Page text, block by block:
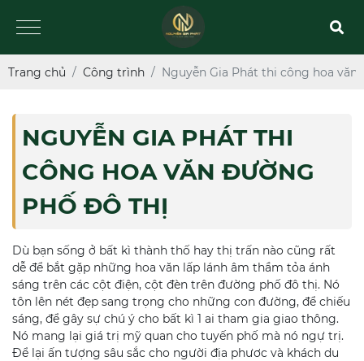
Trang chủ Công trình Nguyễn Gia Phát thi công hoa
NGUYỄN GIA PHÁT THI
CÔNG HOA VĂN ĐƯỜNG
PHỐ ĐÔ THỊ
Dù bạn sống ở bất kì thành thố hay thị trấn nào cũng rất
dễ để bắt gặp những hoa văn lấp lánh âm thầm tỏa ánh
sáng trên các cột điện, cột đèn trên đường phố đô thị. Nó
tôn lên nét đẹp sang trọng cho những con đường, để chiếu
sáng, để gây sự chú ý cho bất kì 1 ai tham gia giao thông.
Nó mang lại giá trị mỹ quan cho tuyến phố mà nó ngự trị.
Để lại ấn tượng sâu sắc cho người địa phươc và khách du